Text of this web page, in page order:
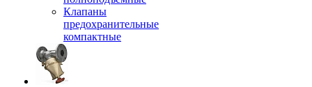
Клапаны
предохранительные
компактные